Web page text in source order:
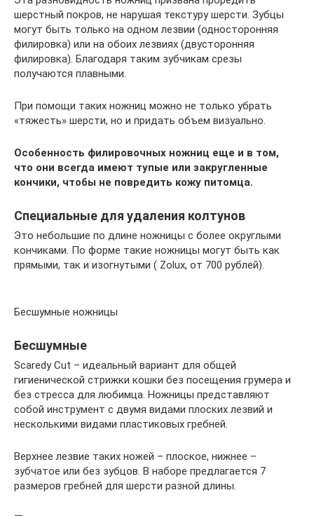
шерстный покров, не нарушая текстуру шерсти. Зубцы
могут быть только на одном лезвии (односторонняя
филировка) или на обоих лезвиях (двусторонняя
филировка). Благодаря таким зубчикам срезы
получаются плавными.
При помощи таких ножниц можно не только убрать
«тяжесть» шерсти, но и придать объем визуально.
Особенность филировочных ножниц еще и в том,
что они всегда имеют тупые или закругленные
кончики, чтобы не повредить кожу питомца.
Специальные для удаления колтунов
Это небольшие по длине ножницы с более округлыми
кончиками. По форме такие ножницы могут быть как
прямыми, так и изогнутыми ( Zolux, от 700 рублей).
Бесшумные ножницы
Бесшумные
Scaredy Cut – идеальный вариант для общей
гигиенической стрижки кошки без посещения грумера и
без стресса для любимца. Ножницы представляют
собой инструмент с двумя видами плоских лезвий и
несколькими видами пластиковых гребней.
Верхнее лезвие таких ножей – плоское, нижнее –
зубчатое или без зубцов. В наборе предлагается 7
размеров гребней для шерсти разной длины.